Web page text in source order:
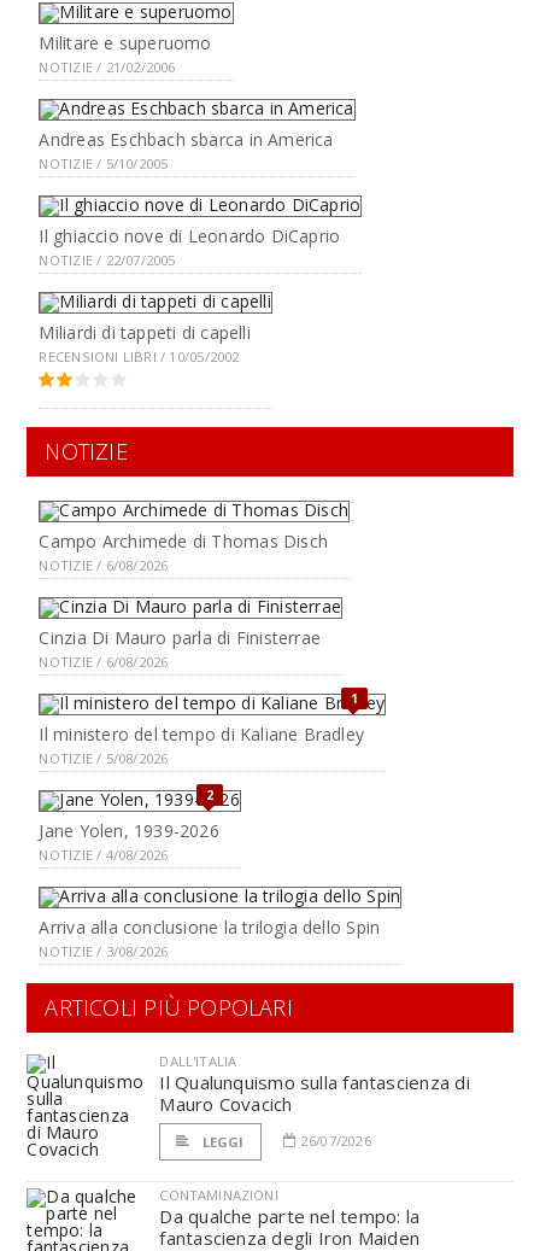
Militare e superuomo
NOTIZIE / 21/02/2006
Andreas Eschbach sbarca in America
NOTIZIE / 5/10/2005
Il ghiaccio nove di Leonardo DiCaprio
NOTIZIE / 22/07/2005
Miliardi di tappeti di capelli
RECENSIONI LIBRI / 10/05/2002
NOTIZIE
Campo Archimede di Thomas Disch
NOTIZIE / 6/08/2026
Cinzia Di Mauro parla di Finisterrae
NOTIZIE / 6/08/2026
1
Il ministero del tempo di Kaliane Bradley
NOTIZIE / 5/08/2026
2
Jane Yolen, 1939-2026
NOTIZIE / 4/08/2026
Arriva alla conclusione la trilogia dello Spin
NOTIZIE / 3/08/2026
ARTICOLI PIÙ POPOLARI
DALL'ITALIA
Il Qualunquismo sulla fantascienza di
Mauro Covacich
LEGGI 26/07/2026
CONTAMINAZIONI
Da qualche parte nel tempo: la
fantascienza degli Iron Maiden